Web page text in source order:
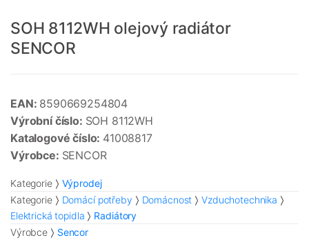
SOH 8112WH olejový radiátor
SENCOR
EAN: 8590669254804
Výrobní číslo: SOH 8112WH
Katalogové číslo: 41008817
Výrobce: SENCOR
Kategorie
Výprodej
Kategorie
Domácí potřeby Domácnost
Vzduchotechnika
Elektrická topidla
Radiátory
Výrobce
Sencor